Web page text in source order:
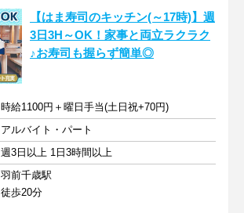
【はま寿司のキッチン(～17時)】週
3日3H～OK！家事と両立ラクラク
♪お寿司も握らず簡単◎
時給1100円＋曜日手当(土日祝+70円)
アルバイト・パート
週3日以上 1日3時間以上
羽前千歳駅
徒歩20分